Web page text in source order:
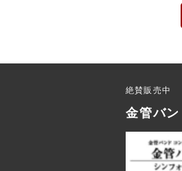
絶賛販売中
金管バ